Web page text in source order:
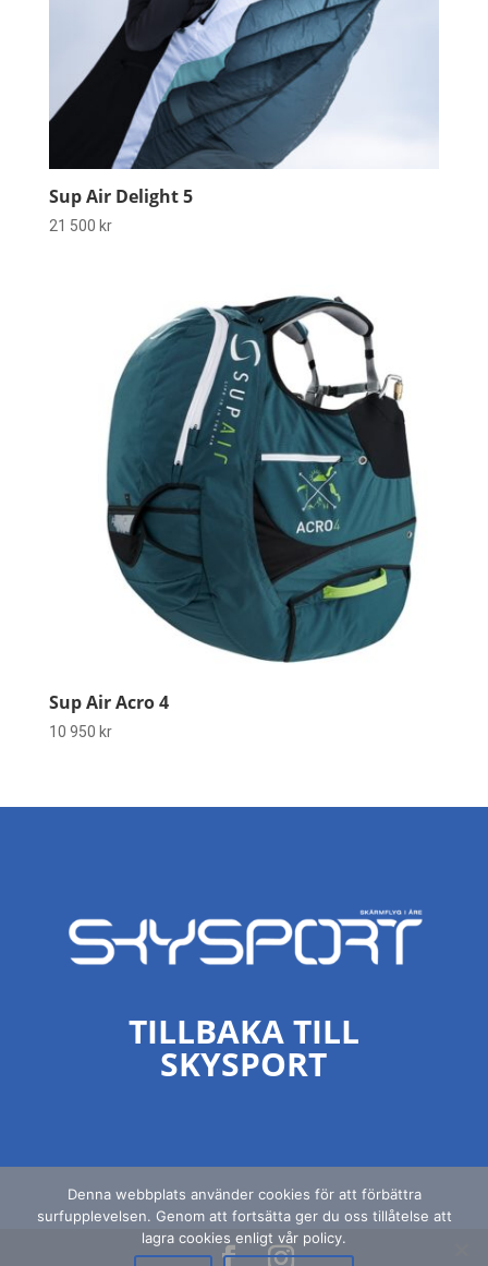
Sup Air Delight 5
21 500 kr
Sup Air Acro 4
10 950 kr
TILLBAKA TILL
SKYSPORT
Denna webbplats använder cookies för att förbättra
surfupplevelsen. Genom att fortsätta ger du oss tillåtelse att
lagra cookies enligt vår policy.